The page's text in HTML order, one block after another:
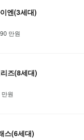
엔(3세대)
만원
즈(8세대)
원
스(6세대)